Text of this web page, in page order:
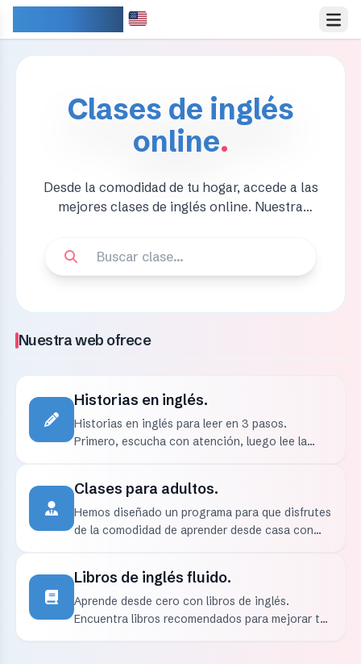
Clases de inglés
online.
Desde la comodidad de tu hogar, accede a las
mejores clases de inglés online. Nuestra
actividades prácticas.
Nuestra web ofrece
Historias en inglés.
Historias en inglés para leer en 3 pasos.
Primero, escucha con atención, luego lee la
Clases para adultos.
Hemos diseñado un programa para que disfrutes
de la comodidad de aprender desde casa con
Libros de inglés fluido.
Aprende desde cero con libros de inglés.
Encuentra libros recomendados para mejorar tu